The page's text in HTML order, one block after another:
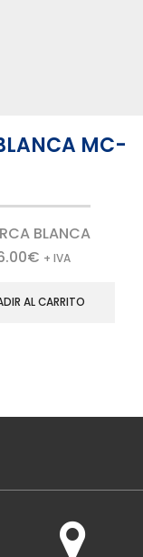
MC-
BLANCA
€ + IVA
AL CARRITO